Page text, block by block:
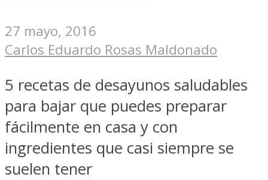
27 mayo, 2016
Carlos Eduardo Rosas Maldonado
5 recetas de desayunos saludables
para bajar que puedes preparar
fácilmente en casa y con
ingredientes que casi siempre se
suelen tener